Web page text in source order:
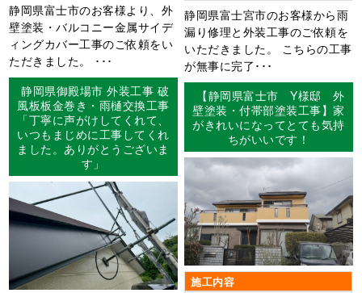
静岡県富士市のお客様より、外
壁塗装・バルコニー金属サイデ
ィングカバー工事のご依頼をい
ただきました。 ･･･
静岡県富士宮市のお客様から雨
漏り修理と外装工事のご依頼を
いただきました。 こちらの工事
が無事に完了･･･
静岡県御殿場市 外装工事 破
風板板金巻き・雨樋交換工事
「丁寧に声がけしてくれて、
いつもまじめに工事してくれ
ました。ありがとうございま
す」
【静岡県富士市 Y様邸 外
壁塗装・付帯部塗装工事】家
がきれいになってとても気持
ちがいいです！
施工内容